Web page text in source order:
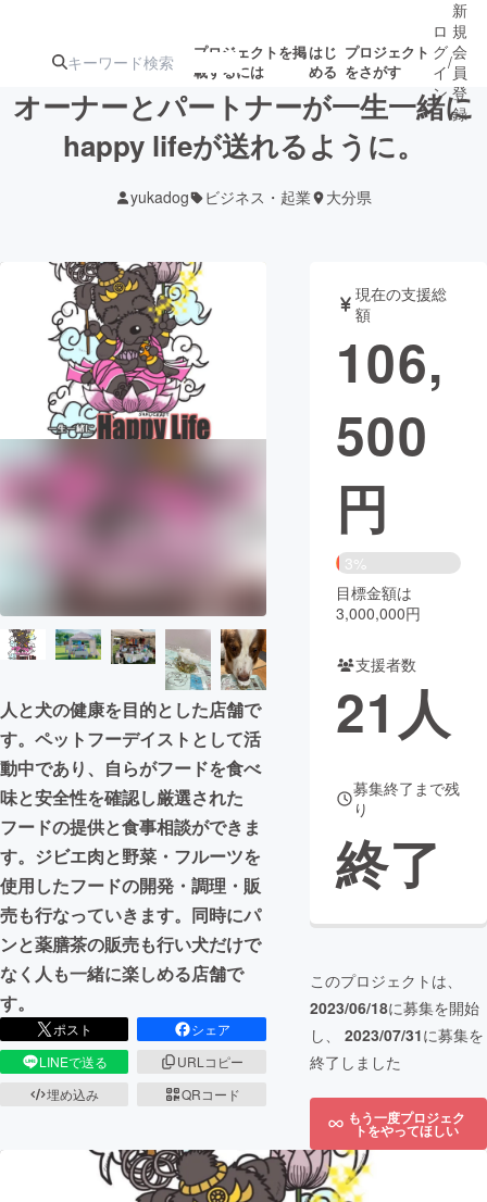
プロジェクトを掲
載するには
はじ
める
プロジェクト
をさがす
ターン
ジェクト
募集終了が近いプ
ロジェクト
アート・写真 音楽
テクノロジー・ガジェット ゲーム・サ
映像・映画
ビジネス・起業
CAMPFIRE for Social Good CAMPFIRE Creation
CAMPFIREふるさと納税machi-ya コミュニティ
ロ
グ
イ
ン
/
新
規
会
員
登
録
オーナーとパートナーが一生一緒に
happy lifeが送れるように。
yukadog ビジネス・起業 大分県
人と犬の健康を目的とした店舗で
す。ペットフーデイストとして活
動中であり、自らがフードを食べ
味と安全性を確認し厳選された
フードの提供と食事相談ができま
す。ジビエ肉と野菜・フルーツを
使用したフードの開発・調理・販
売も行なっていきます。同時にパ
ンと薬膳茶の販売も行い犬だけで
なく人も一緒に楽しめる店舗で
す。
ポスト
シェア
LINEで送る
URLコピー
埋め込み
QRコード
現在の支援総
額
106,
500
円
3%
目標金額は
3,000,000円
支援者数
21 人
募集終了まで残
り
終了
このプロジェクトは、
2023/06/18に募集を開始
し、 2023/07/31に募集を
終了しました
もう一度プロジェク
トをやってほしい